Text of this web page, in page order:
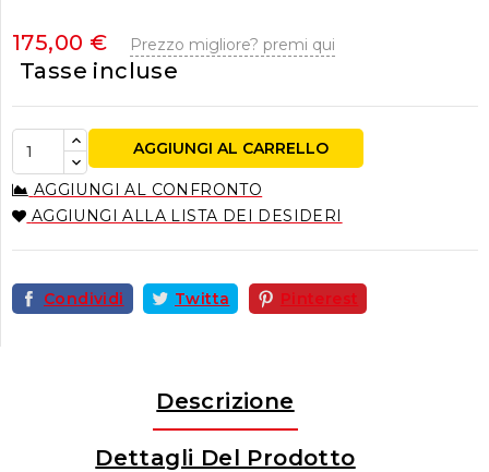
175,00 € Prezzo migliore? premi qui
Tasse incluse
AGGIUNGI AL CARRELLO
AGGIUNGI AL CONFRONTO
AGGIUNGI ALLA LISTA DEI DESIDERI
Condividi Twitta Pinterest
Descrizione
Dettagli Del Prodotto